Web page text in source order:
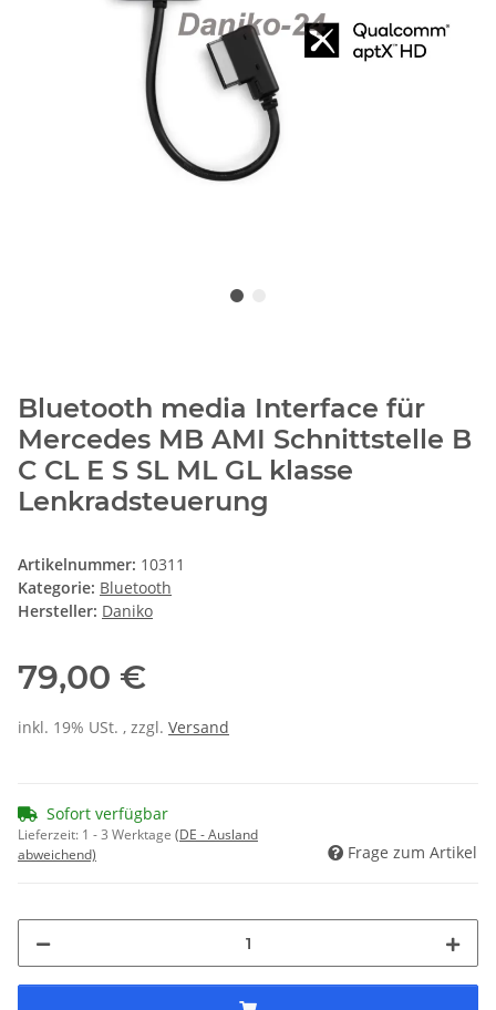
Bluetooth media Interface für
Mercedes MB AMI Schnittstelle B
C CL E S SL ML GL klasse
Lenkradsteuerung
Artikelnummer: 10311
Kategorie: Bluetooth
Hersteller: Daniko
79,00 €
inkl. 19% USt. , zzgl. Versand
Sofort verfügbar
Lieferzeit: 1 - 3 Werktage (DE - Ausland
abweichend)
Frage zum Artikel